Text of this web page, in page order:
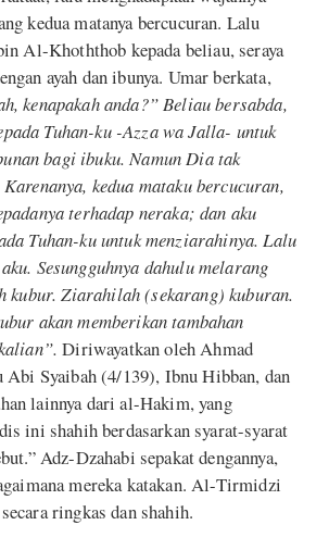
kedua matanya bercucuran. Lalu
Al-Khoththob kepada beliau, seraya
ayah dan ibunya. Umar berkata,
kenapakah anda?” Beliau bersabda,
Tuhan-ku -Azza wa Jalla- untuk
bagi ibuku. Namun Dia tak
kedua mataku bercucuran,
terhadap neraka; dan aku
Tuhan-ku untuk menziarahinya. Lalu
Sesungguhnya dahulu melarang
Ziarahilah (sekarang) kuburan.
akan memberikan tambahan
Diriwayatkan oleh Ahmad
Syaibah (4/139), Ibnu Hibban, dan
lainnya dari al-Hakim, yang
ini shahih berdasarkan syarat-syarat
Adz-Dzahabi sepakat dengannya,
mereka katakan. Al-Tirmidzi
ringkas dan shahih.